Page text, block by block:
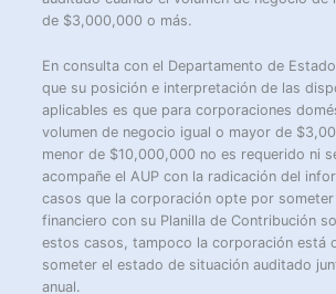
de $3,000,000 o más.
En consulta con el Departamento de
que su posición e interpretación de las
aplicables es que para corporaciones
volumen de negocio igual o mayor de
menor de $10,000,000 no es requerido ni
acompañe el AUP con la radicación del
casos que la corporación opte por
financiero con su Planilla de Contribución
estos casos, tampoco la corporación está
someter el estado de situación auditado
anual.